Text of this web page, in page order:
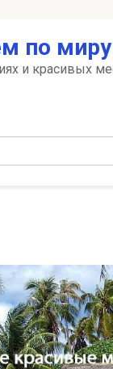
по
и красивых